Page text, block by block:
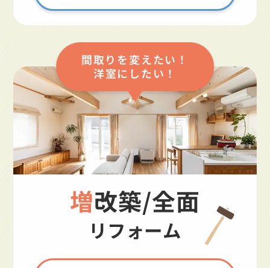
間取りを変えたい！
洋室にしたい！
増改築/全面
リフォーム